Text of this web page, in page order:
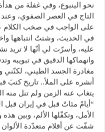
نحو الينبوع، وفي غفلة من
التاج في العصر الصفوي،
على الواجب في صخب الكلام
في الحديث، وشتتُ انتباهها
عليه، وأسرّت لي أنّها لا تريد
وانهماكها الدقيق في تبويبه
مغادرة الجسد الطيني، لكنّني
أنشره على الملأ.. تاريخ
يتغاب عنه الزمن ولم تنل
“أيامٌ مئاتٌ قبل في إيران قبل
الأمل، وتكفّلها الألم، وبين
شفّت عن أقلام متعدّدة الألوان